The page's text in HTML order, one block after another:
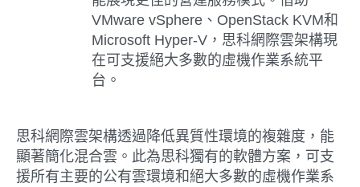
VMware vSphere、OpenStack KVM和
Microsoft Hyper-V，思科網際雲架構現
在可支援絕大多數的虛機作業系統平
台。
思科網際雲架構透過降低異質性環境的複雜度，能
顯著簡化混合雲。此為思科獨有的軟體方案，可支
援所有主要的公有雲環境和絕大多數的虛機作業系